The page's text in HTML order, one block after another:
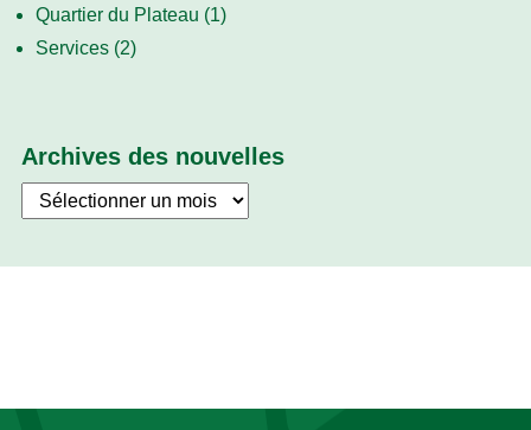
Quartier du Plateau (1)
Services (2)
Archives des nouvelles
Archives